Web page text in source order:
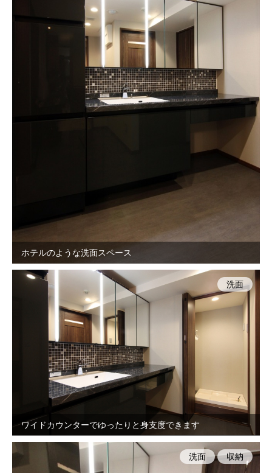
ホテルのような洗面スペース
ワイドカウンターでゆったりと身支度できます
洗面
洗面 収納